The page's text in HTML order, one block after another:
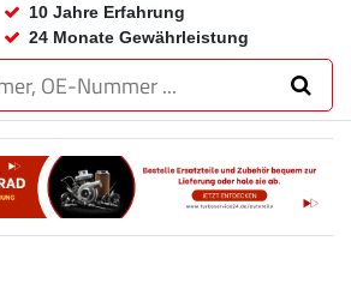
10 Jahre Erfahrung
24 Monate Gewährleistung